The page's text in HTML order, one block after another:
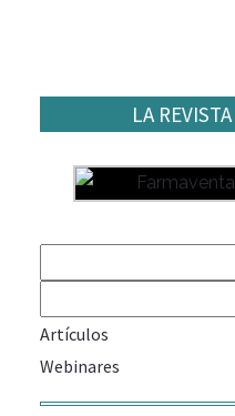
LA REVISTA
Artículos
Webinares